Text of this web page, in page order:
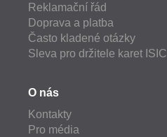
Reklamační řád
Doprava a platba
Často kladené otázky
Sleva pro držitele karet ISIC
O nás
Kontakty
Pro média